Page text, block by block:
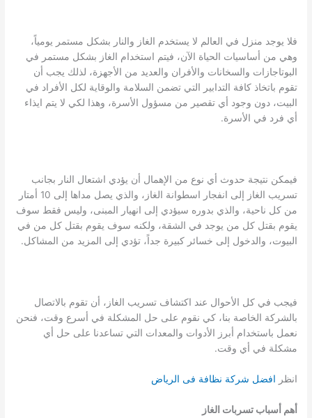
فلا يوجد منزل في العالم لا يستخدم الغاز والنار بشكل مستمر يومياً،
وهي من أساسيات الحياة الآن، فيتم استخدام الغاز بشكل مستمر في
البوتاجازات والسخانات والأفران والعديد من الأجهزة، لذلك يجب أن
تقوم باتخاذ كافة التدابير التي تضمن السلامة والوقاية لكل الأفراد في
البيت، دون وجود أي تقصير من مسؤول الأسرة، وهذا لكي لا يتم ايذاء
أي فرد في الأسرة.
فيمكن نتيجة حدوث أي نوع من الإهمال أن يؤدي اشتعال النار بجانب
تسريب الغاز إلى انفجار اسطوانة الغاز، والذي يصل مداها إلى 10 أمتار
من كل ناحية، والذي بدوره سيؤدي إلى انهيار المبنى، وليس فقط سوف
يقوم بقتل كل من يوجد في الشقة، ولكنه سوف يقوم بقتل كل من في
البيوت، والدخول إلى خسائر كبيرة جداً، تؤدي إلى المزيد من المشاكل.
فيجب في كل الأحوال عند اكتشاف تسريب الغاز، أن تقوم بالاتصال
بالشركة الخاصة بنا، كي نقوم على حل المشكلة في أسرع وقت، فنحن
نعمل باستخدام أبرز الأدوات والمعدات التي تساعدنا على حل أي
مشكلة في أي وقت.
انظر افضل شركة نظافة فى الرياض
أهم أسباب تسربات الغاز